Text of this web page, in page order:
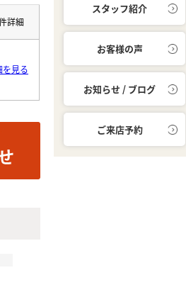
詳細
を見る
スタッフ紹介
お客様の声
お知らせ / ブログ
ご来店予約